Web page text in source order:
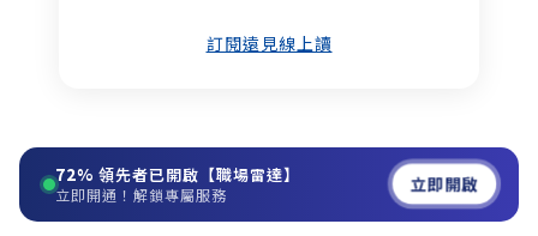
訂閱遠見線上讀
72% 領先者已開啟【職場雷達】
立即開通！解鎖專屬服務 立即開啟